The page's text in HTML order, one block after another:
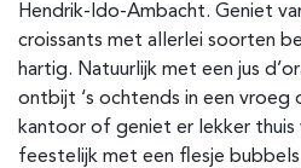
Hendrik-Ido-Ambacht. Geniet
croissants met allerlei soorten
hartig. Natuurlijk met een jus
ontbijt ‘s ochtends in een vroeg
kantoor of geniet er lekker thuis
feestelijk met een flesje